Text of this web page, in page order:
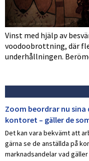
Vinst med hjälp av
voodoobrottning, där
underhållningen.
Zoom beordrar nu
kontoret – gäller de
Det kan vara bekvämt att
gärna se de anställda på
marknadsandelar vad